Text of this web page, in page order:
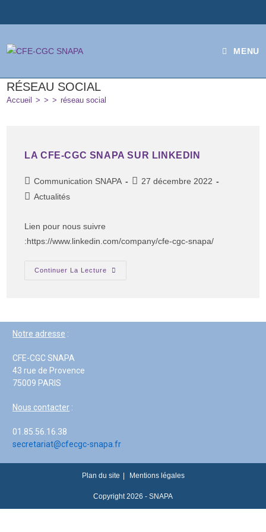
MENU
RÉSEAU SOCIAL
Accueil > > > réseau social
LA CFE-CGC SNAPA SUR LINKEDIN
Communication SNAPA
27 décembre 2022
Actualités
Lien pour nous suivre
:https://www.linkedin.com/company/cfe-cgc-snapa/
Continuer La Lecture
Notre adresse :
CFE-CGC SNAPA
43 rue de Provence
75009 PARIS
Nous contacter :
01.85.56.16.38
secretariat@cfecgc-snapa.fr
Plan du site Mentions légales
Copyright 2026 - SNAPA